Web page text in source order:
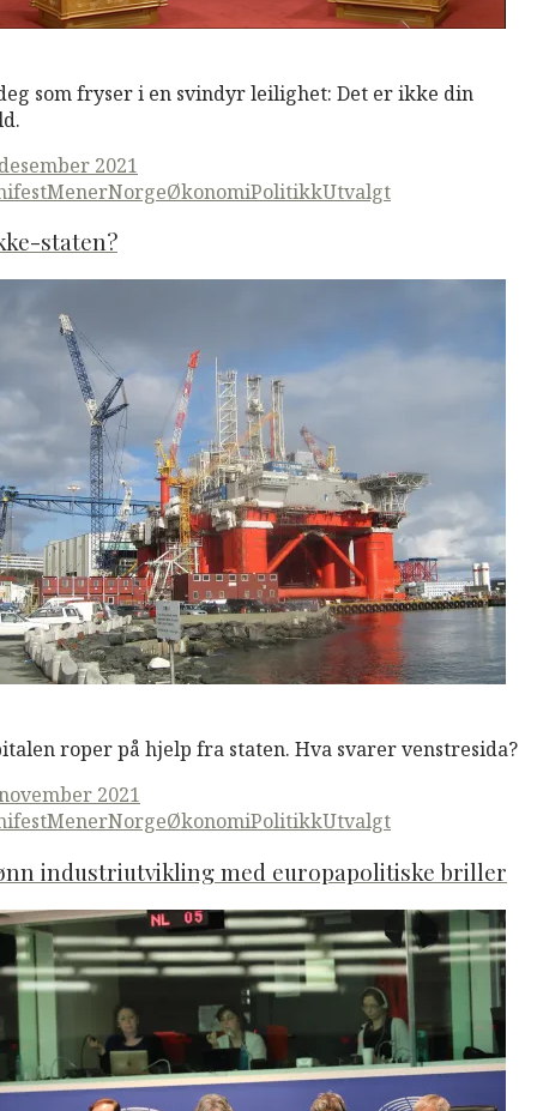
som fryser i en svindyr leilighet: Det er ikke din
2021
NorgeØkonomiPolitikkUtvalgt
staten?
roper på hjelp fra staten. Hva svarer venstresida?
2021
NorgeØkonomiPolitikkUtvalgt
industriutvikling med europapolitiske briller